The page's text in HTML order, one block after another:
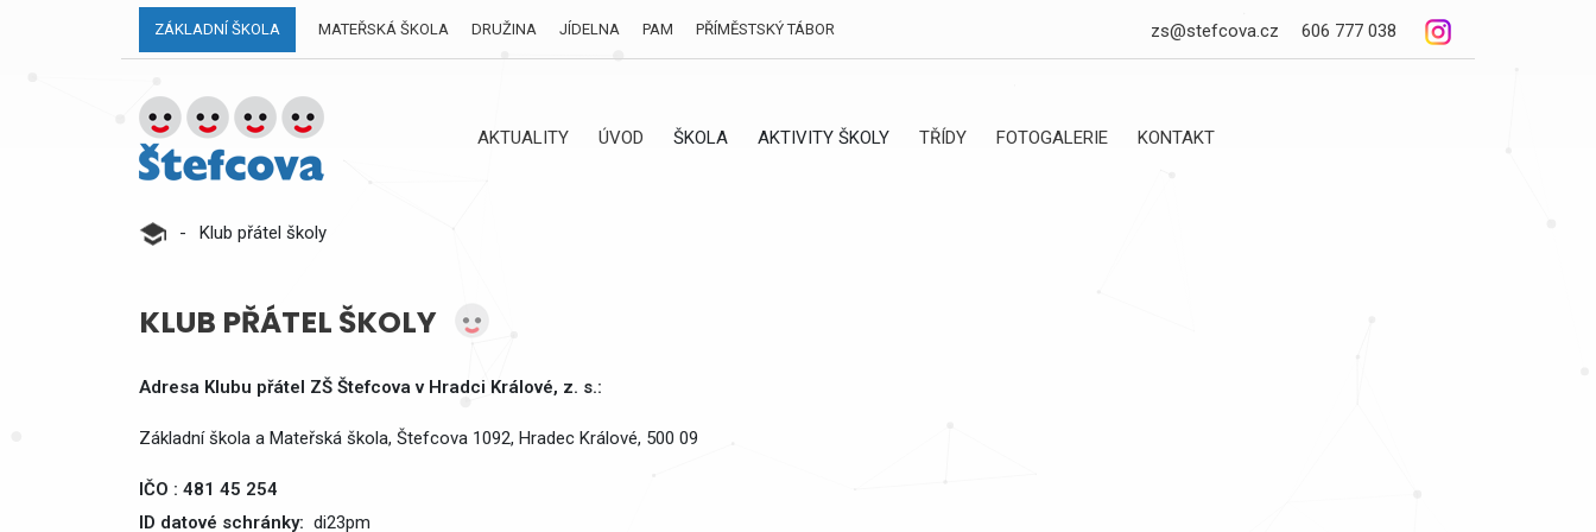
ZÁKLADNÍ ŠKOLA MATEŘSKÁ ŠKOLA DRUŽINA JÍDELNA PAM PŘÍMĚSTSKÝ TÁBOR zs@stefcova.cz 606 777 038
AKTUALITY ÚVOD ŠKOLA AKTIVITY ŠKOLY TŘÍDY FOTOGALERIE KONTAKT
- Klub přátel školy
KLUB PŘÁTEL ŠKOLY
Adresa Klubu přátel ZŠ Štefcova v Hradci Králové, z. s.:
Základní škola a Mateřská škola, Štefcova 1092, Hradec Králové, 500 09
IČO : 481 45 254
ID datové schránky: di23pm